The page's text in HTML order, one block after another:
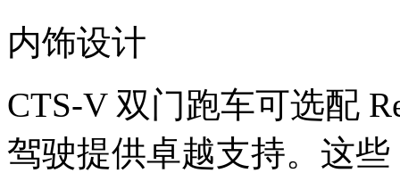
内饰设计
CTS-V 双门跑车可选配
驾驶提供卓越支持。这